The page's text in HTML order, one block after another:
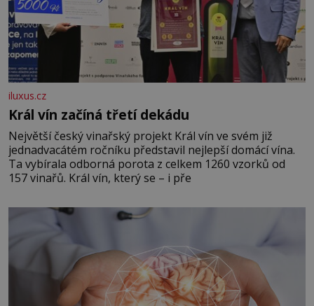
iluxus.cz
Král vín začíná třetí dekádu
Největší český vinařský projekt Král vín ve svém již
jednadvacátém ročníku představil nejlepší domácí vína.
Ta vybírala odborná porota z celkem 1260 vzorků od
157 vinařů. Král vín, který se – i pře